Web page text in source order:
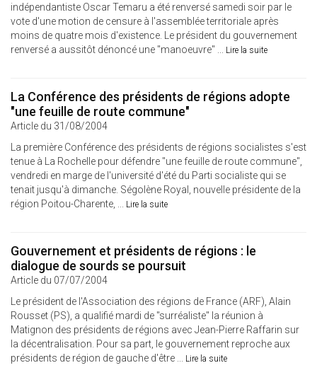
indépendantiste Oscar Temaru a été renversé samedi soir par le
vote d'une motion de censure à l'assemblée territoriale après
moins de quatre mois d'existence. Le président du gouvernement
renversé a aussitôt dénoncé une "manoeuvre" ... Lire la suite
La Conférence des présidents de régions adopte
"une feuille de route commune"
Article du 31/08/2004
La première Conférence des présidents de régions socialistes s'est
tenue à La Rochelle pour défendre "une feuille de route commune",
vendredi en marge de l'université d'été du Parti socialiste qui se
tenait jusqu'à dimanche. Ségolène Royal, nouvelle présidente de la
région Poitou-Charente, ... Lire la suite
Gouvernement et présidents de régions : le
dialogue de sourds se poursuit
Article du 07/07/2004
Le président de l'Association des régions de France (ARF), Alain
Rousset (PS), a qualifié mardi de "surréaliste" la réunion à
Matignon des présidents de régions avec Jean-Pierre Raffarin sur
la décentralisation. Pour sa part, le gouvernement reproche aux
présidents de région de gauche d'être ... Lire la suite